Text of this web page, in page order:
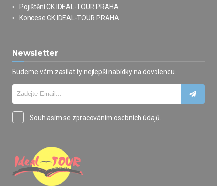
Pojištění CK IDEAL-TOUR PRAHA
Koncese CK IDEAL-TOUR PRAHA
Newsletter
Budeme vám zasílat ty nejlepší nabídky na dovolenou.
Souhlasím se zpracováním osobních údajů.